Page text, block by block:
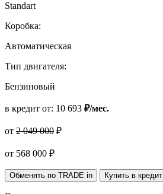
Standart
Коробка:
Автоматическая
Тип двигателя:
Бензиновый
в кредит от: 10 693 ₽/мес.
от 2 049 000 ₽
от 568 000 ₽
Обменять по TRADE in Купить в кредит